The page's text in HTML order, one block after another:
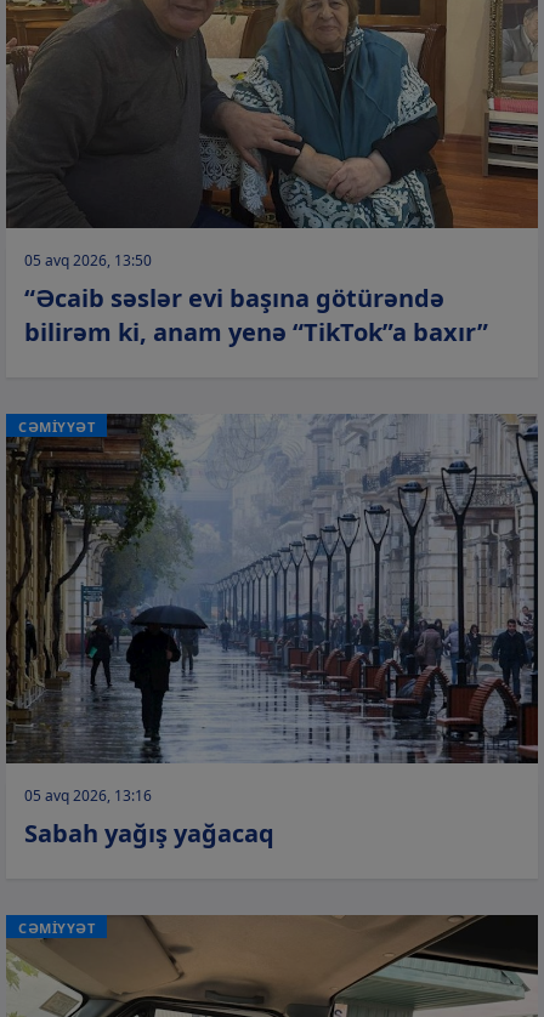
05 avq 2026, 13:50
“Əcaib səslər evi başına götürəndə
bilirəm ki, anam yenə “TikTok”a baxır”
CƏMİYYƏT
05 avq 2026, 13:16
Sabah yağış yağacaq
CƏMİYYƏT